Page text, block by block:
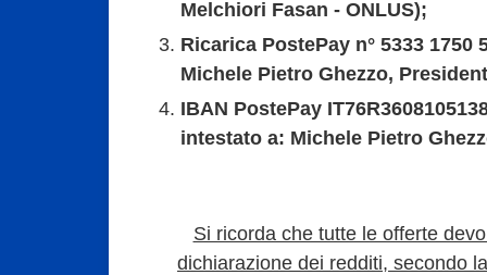
Melchiori Fasan - ONLUS);
Ricarica PostePay n° 5333 1750
Michele Pietro Ghezzo,
IBAN PostePay
intestato a: Michele Pietro
Si ricorda che tutte le offerte
dichiarazione dei redditi, secondo